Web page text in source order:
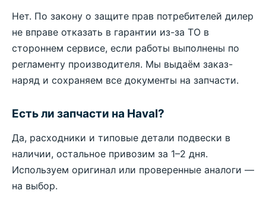
Нет. По закону о защите прав потребителей дилер
не вправе отказать в гарантии из-за ТО в
стороннем сервисе, если работы выполнены по
регламенту производителя. Мы выдаём заказ-
наряд и сохраняем все документы на запчасти.
Есть ли запчасти на Haval?
Да, расходники и типовые детали подвески в
наличии, остальное привозим за 1–2 дня.
Используем оригинал или проверенные аналоги —
на выбор.